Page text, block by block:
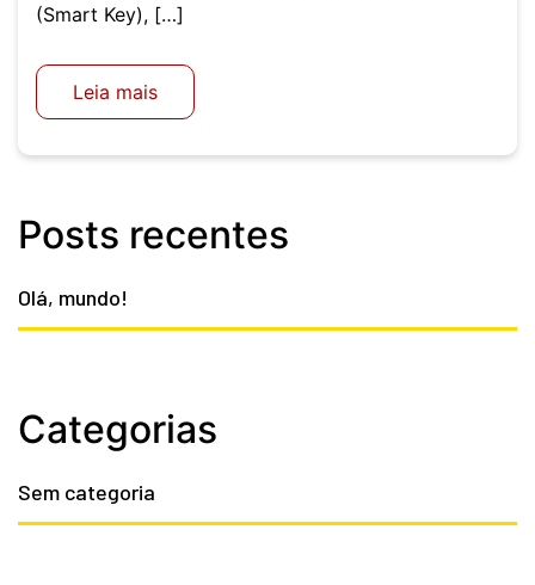
(Smart Key), […]
Leia mais
Posts recentes
Olá, mundo!
Categorias
Sem categoria